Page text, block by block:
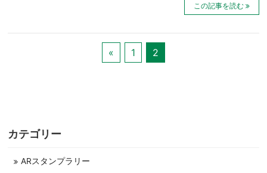
この記事を読む
« 1 2
カテゴリー
ARスタンプラリー